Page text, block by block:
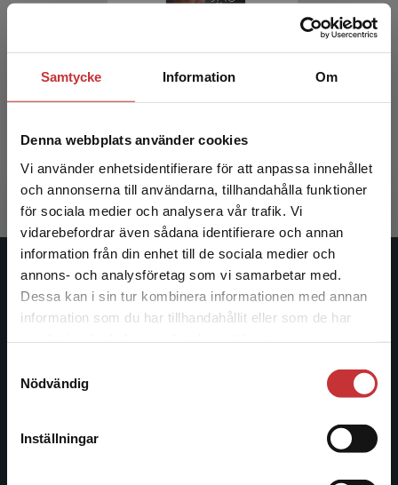
Samtycke Information Om
Denna webbplats använder cookies
Vi använder enhetsidentifierare för att anpassa innehållet
och annonserna till användarna, tillhandahålla funktioner
för sociala medier och analysera vår trafik. Vi
vidarebefordrar även sådana identifierare och annan
information från din enhet till de sociala medier och
annons- och analysföretag som vi samarbetar med.
Dessa kan i sin tur kombinera informationen med annan
information som du har tillhandahållit eller som de har
Nödvändig
Inställningar
Begränsad fraktregion
Det verkar som att du besöker
studentlitteratur.se via en enhet utanför Sverige.
Vi erbjuder inte leveranser utanför Sverige. För
att kunna slutföra ett köp måste
Se vem jag är!
Exkl. moms: 195 kr
Studentlitteratur
Studentlitteratur grundades 1963 och är idag Sveriges
ledande utbildningsförlag. Med läromedel, kurslitteratur,
informationstjänster i utbudet, finns Studentlitteratur med